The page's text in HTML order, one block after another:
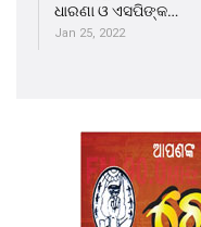
ଧାରଣା ଓ ଏସପିଙ୍କ…
Jan 25, 2022